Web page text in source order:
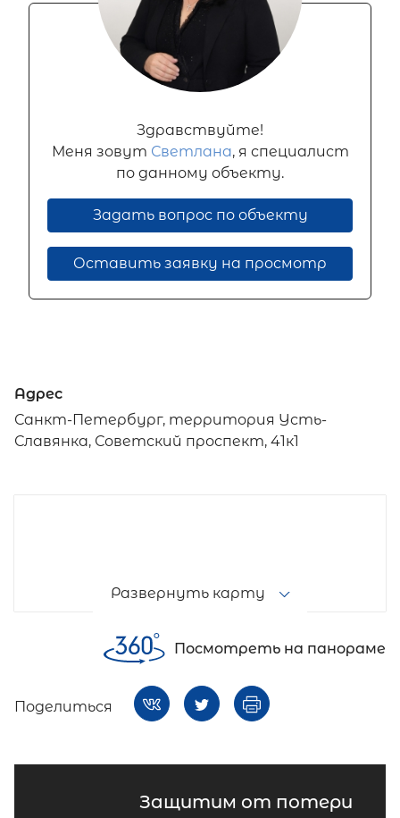
Здравствуйте!
Меня зовут Светлана, я специалист
по данному объекту.
Задать вопрос по объекту
Оставить заявку на просмотр
Адрес
Санкт-Петербург, территория Усть-
Славянка, Советский проспект, 41к1
Развернуть карту
Посмотреть на панораме
Поделиться
Защитим от потери